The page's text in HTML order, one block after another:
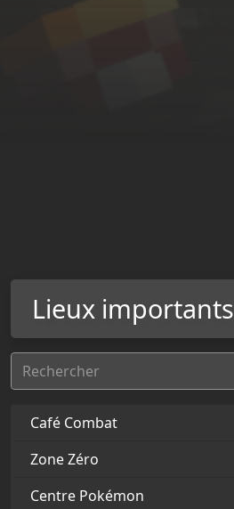
Lieux importants
Rechercher
Café Combat
Zone Zéro
Centre Pokémon